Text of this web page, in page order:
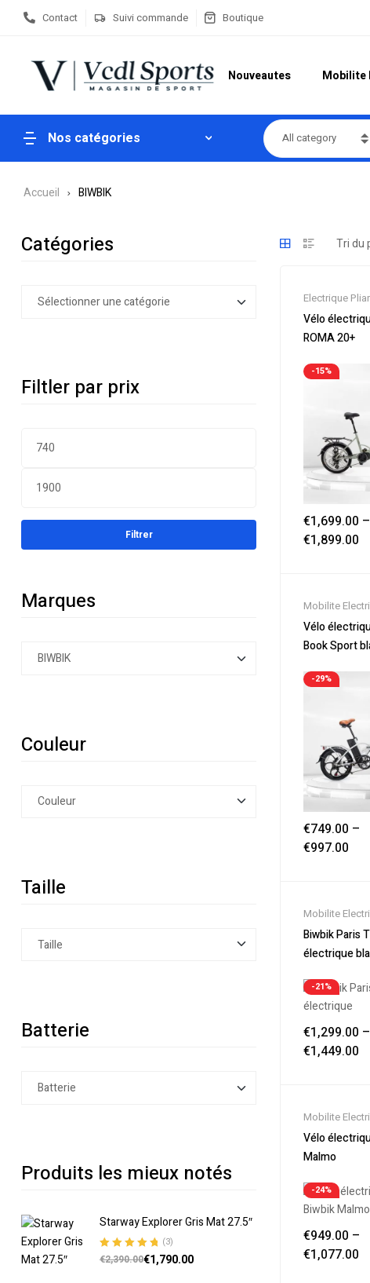
Contact Suivi commande Boutique
Nouveautes Mobilite
Nos catégories All category
Accueil BIWBIK
Electrique
Electrique,
Promos &
Electriques
Vélo
ROMA 20+
-15%
€1,699.00 –
€1,899.00
Mobilite
Nouveautes,
Soldes,Vélo
Vélo
Book Sport
-29%
€749.00 –
€997.00
Mobilite
Nouveautes,
Soldes,
Electriques
Biwbik Paris
électrique
-21%
€1,299.00 –
€1,449.00
Mobilite
Nouveautes,
Soldes
Vélo
Malmo
-24%
€949.00 –
€1,077.00
Catégories
Filtler par prix
Filtrer
Marques
Couleur
Taille
Batterie
Produits les mieux notés
Starway Explorer Gris Mat 27.5″
Note5.00sur
(3)
€2,390.00€1,790.00